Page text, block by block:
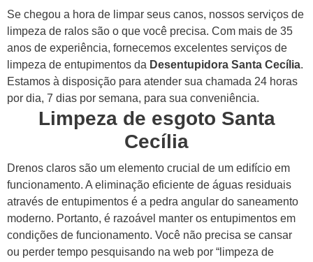
Se chegou a hora de limpar seus canos, nossos serviços de
limpeza de ralos são o que você precisa. Com mais de 35
anos de experiência, fornecemos excelentes serviços de
limpeza de entupimentos da Desentupidora Santa Cecília.
Estamos à disposição para atender sua chamada 24 horas
por dia, 7 dias por semana, para sua conveniência.
Limpeza de esgoto Santa
Cecília
Drenos claros são um elemento crucial de um edifício em
funcionamento. A eliminação eficiente de águas residuais
através de entupimentos é a pedra angular do saneamento
moderno. Portanto, é razoável manter os entupimentos em
condições de funcionamento. Você não precisa se cansar
ou perder tempo pesquisando na web por “limpeza de